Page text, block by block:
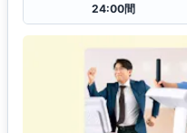
24:00間